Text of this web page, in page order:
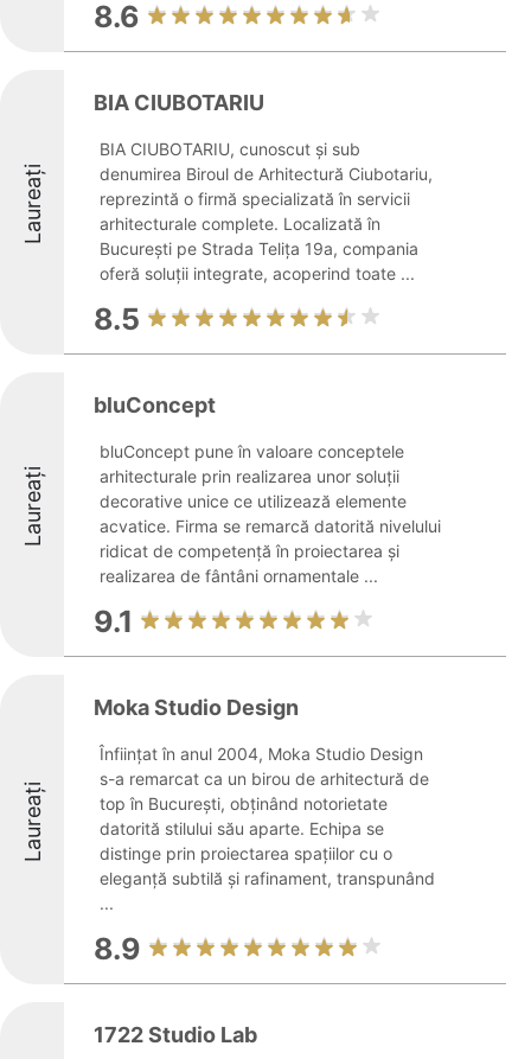
8.6
Laureați
BIA CIUBOTARIU
BIA CIUBOTARIU, cunoscut și sub
denumirea Biroul de Arhitectură Ciubotariu,
reprezintă o firmă specializată în servicii
arhitecturale complete. Localizată în
București pe Strada Telița 19a, compania
oferă soluții integrate, acoperind toate ...
8.5
Laureați
bluConcept
bluConcept pune în valoare conceptele
arhitecturale prin realizarea unor soluții
decorative unice ce utilizează elemente
acvatice. Firma se remarcă datorită nivelului
ridicat de competență în proiectarea și
realizarea de fântâni ornamentale ...
9.1
Laureați
Moka Studio Design
Înființat în anul 2004, Moka Studio Design
s-a remarcat ca un birou de arhitectură de
top în București, obținând notorietate
datorită stilului său aparte. Echipa se
distinge prin proiectarea spațiilor cu o
eleganță subtilă și rafinament, transpunând
...
8.9
1722 Studio Lab